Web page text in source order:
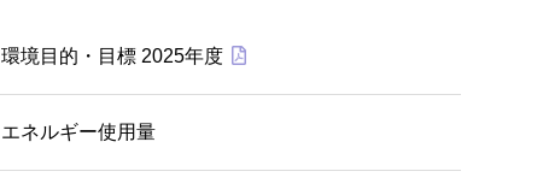
環境目的・目標 2025年度
エネルギー使用量